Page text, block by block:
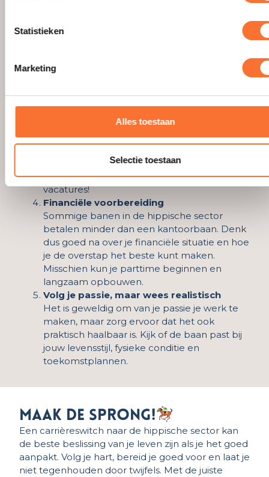
Statistieken
Marketing
Alles toestaan
Selectie toestaan
branche, is het slim om hiermee te
instructeur of volg een korte stage. Zo
Netwerken in de hippische wereld
De paardensector is klein en veel kansen
ontstaan via via. Ga naar evenementen, sluit
je aan bij hippische netwerken en praat met
Horse and Workkunnen je helpen bij
het vinden van de juiste contacten en
vacatures!
Financiële voorbereiding
Sommige banen in de hippische sector
betalen minder dan een kantoorbaan. Denk
dus goed na over je financiële situatie en hoe
je de overstap het beste kunt maken.
Misschien kun je parttime beginnen en
langzaam opbouwen.
Volg je passie, maar wees realistisch
Het is geweldig om van je passie je werk te
maken, maar zorg ervoor dat het ook
praktisch haalbaar is. Kijk of de baan past bij
jouw levensstijl, fysieke conditie en
toekomstplannen.
Maak de sprong!
Een carrièreswitch naar de hippische sector kan
de beste beslissing van je leven zijn als je het goed
aanpakt. Volg je hart, bereid je goed voor en laat je
niet tegenhouden door twijfels. Met de juiste